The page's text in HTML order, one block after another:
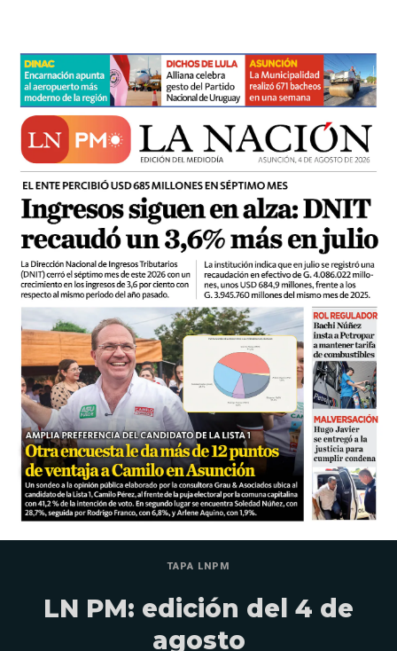
TAPA LNPM
LN PM: edición del 4 de
agosto